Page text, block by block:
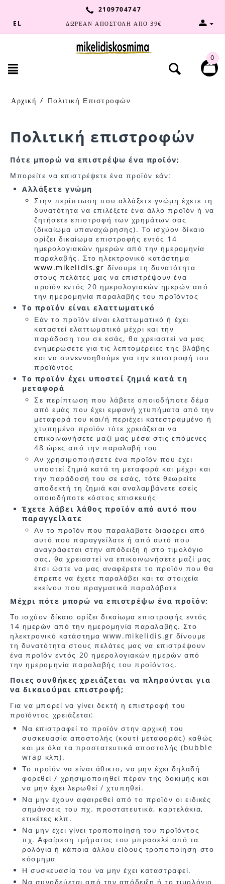
2109704747
ΔΩΡΕΑΝ ΑΠΟΣΤΟΛΗ ΑΠΟ 39€
EL
0
Αρχική / Πολιτική Επιστροφών
Πολιτική επιστροφών
Πότε μπορώ να επιστρέψω ένα προϊόν;
Μπορείτε να επιστρέψετε ένα προϊόν εάν:
Αλλάξετε γνώμη
Στην περίπτωση που αλλάξετε γνώμη έχετε τη
δυνατότητα να επιλέξετε ένα άλλο προϊόν ή να
ζητήσετε επιστροφή των χρημάτων σας
(δικαίωμα υπαναχώρησης). Το ισχύον δίκαιο
ορίζει δικαίωμα επιστροφής εντός 14
ημερολογιακών ημερών από την ημερομηνία
παραλαβής. Στο ηλεκτρονικό κατάστημα
www.mikelidis.gr δίνουμε τη δυνατότητα
στους πελάτες μας να επιστρέψουν ένα
προϊόν εντός 20 ημερολογιακών ημερών από
την ημερομηνία παραλαβής του προϊόντος
Το προϊόν είναι ελαττωματικό
Εάν το προϊόν είναι ελαττωματικό ή έχει
καταστεί ελαττωματικό μέχρι και την
παράδοση του σε εσάς, θα χρειαστεί να μας
ενημερώσετε για τις λεπτομέρειες της βλάβης
και να συνεννοηθούμε για την επιστροφή του
προϊόντος
Το προϊόν έχει υποστεί ζημιά κατά τη
μεταφορά
Σε περίπτωση που λάβετε οποιοδήποτε δέμα
από εμάς που έχει εμφανή χτυπήματα από την
μεταφορά του και/ή περιέχει κατεστραμμένο ή
χτυπημένο προϊόν τότε χρειάζεται να
επικοινωνήσετε μαζί μας μέσα στις επόμενες
48 ώρες από την παραλαβή του
Αν χρησιμοποιήσετε ένα προϊόν που έχει
υποστεί ζημιά κατά τη μεταφορά και μέχρι και
την παράδοσή του σε εσάς, τότε θεωρείτε
αποδεκτή τη ζημιά και αναλαμβάνετε εσείς
οποιοδήποτε κόστος επισκευής
Έχετε λάβει λάθος προϊόν από αυτό που
παραγγείλατε
Αν το προϊόν που παραλάβατε διαφέρει από
αυτό που παραγγείλατε ή από αυτό που
αναγράφεται στην απόδειξη ή στο τιμολόγιο
σας, θα χρειαστεί να επικοινωνήσετε μαζί μας
έτσι ώστε να μας αναφέρετε το προϊόν που θα
έπρεπε να έχετε παραλάβει και τα στοιχεία
εκείνου που πραγματικά παραλάβατε
Μέχρι πότε μπορώ να επιστρέψω ένα προϊόν;
Το ισχύον δίκαιο ορίζει δικαίωμα επιστροφής εντός
14 ημερών από την ημερομηνία παραλαβής. Στο
ηλεκτρονικό κατάστημα www.mikelidis.gr δίνουμε
τη δυνατότητα στους πελάτες μας να επιστρέψουν
ένα προϊόν εντός 20 ημερολογιακών ημερών από
την ημερομηνία παραλαβής του προϊόντος.
Ποιες συνθήκες χρειάζεται να πληρούνται για
να δικαιούμαι επιστροφή;
Για να μπορεί να γίνει δεκτή η επιστροφή του
προϊόντος χρειάζεται:
Να επιστραφεί το προϊόν στην αρχική του
συσκευασία αποστολής (κουτί μεταφοράς) καθώς
και με όλα τα προστατευτικά αποστολής (bubble
wrap κλπ).
Το προϊόν να είναι άθικτο, να μην έχει δηλαδή
φορεθεί / χρησιμοποιηθεί πέραν της δοκιμής και
να μην έχει λερωθεί / χτυπηθεί.
Να μην έχουν αφαιρεθεί από το προϊόν οι ειδικές
σημάνσεις του πχ. προστατευτικά, καρτελάκια,
ετικέτες κλπ.
Να μην έχει γίνει τροποποίηση του προϊόντος
πχ. Αφαίρεση τμήματος του μπρασελέ από τα
ρολόγια ή κάποια άλλου είδους τροποποίηση στο
κόσμημα
Η συσκευασία του να μην έχει καταστραφεί.
Να συνοδεύεται από την απόδειξη ή το τιμολόγιο